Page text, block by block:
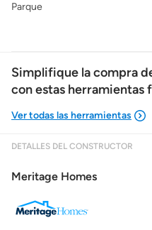
Parque
Simplifique la compra
con estas herramientas
DETALLES DEL CONSTRUCTOR
Meritage Homes